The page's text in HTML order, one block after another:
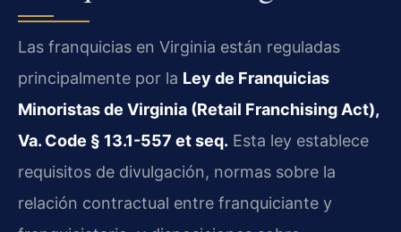
Las franquicias en Virginia están reguladas
principalmente por la Ley de Franquicias
Minoristas de Virginia (Retail Franchising Act),
Va. Code § 13.1-557 et seq. Esta ley establece
requisitos de divulgación, normas sobre la
relación contractual entre franquiciante y